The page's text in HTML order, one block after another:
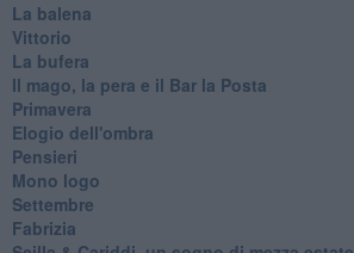
La balena
Vittorio
La bufera
Il mago, la pera e il Bar la Posta
Primavera
Elogio dell'ombra
Pensieri
Mono logo
Settembre
Fabrizia